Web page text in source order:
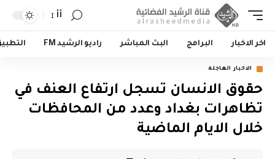
أأ
اخر الاخبار البرامج البث المباشر راديو الرشيد FM
الاخبار العاجلة
حقوق الانسان تسجل ارتفاع العنف في
تظاهرات بغداد وعدد من المحافظات
خلال الايام الماضية